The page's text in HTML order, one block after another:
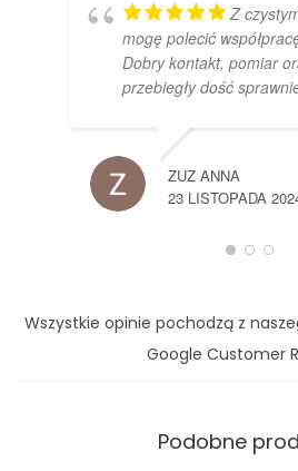
Z
mogę polecić
Dobry kontakt, pomiar
przebiegły dość
ZUZ ANNA
23 LISTOPADA
Wszystkie opinie pochodzą z
Google Customer
Podobne